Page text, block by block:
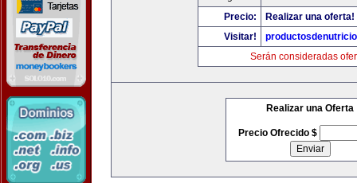
Precio:
Realizar una oferta!
Visitar!
Serán consideradas
Realizar una Oferta
Precio Ofrecido $